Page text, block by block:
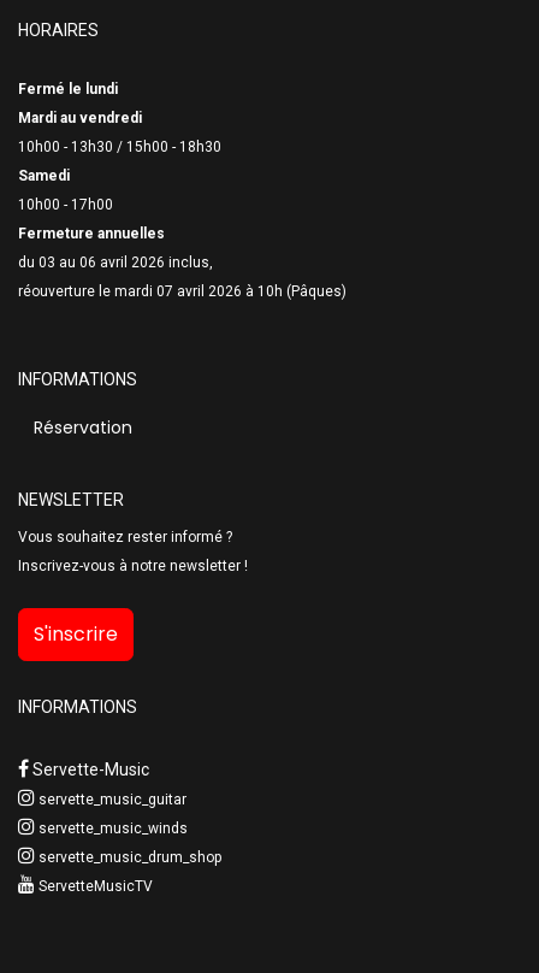
HORAIRES
Fermé le lundi
Mardi au vendredi
10h00 - 13h30 / 15h00 - 18h30
Samedi
10h00 - 17h00
Fermeture annuelles
du 03 au 06 avril 2026 inclus,
réouverture le mardi 07 avril 2026 à 10h (Pâques)
INFORMATIONS
Réservation
NEWSLETTER
Vous souhaitez rester informé ?
Inscrivez-vous à notre newsletter !
S'inscrire
INFORMATIONS
Servette-Music
servette_music_guitar
servette_music_winds
servette_music_drum_shop
ServetteMusicTV